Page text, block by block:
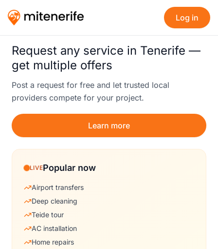
Log in
Request any service in Tenerife —
get multiple offers
Post a request for free and let trusted local
providers compete for your project.
Learn more
LIVEPopular now
Airport transfers
Deep cleaning
Teide tour
AC installation
Home repairs